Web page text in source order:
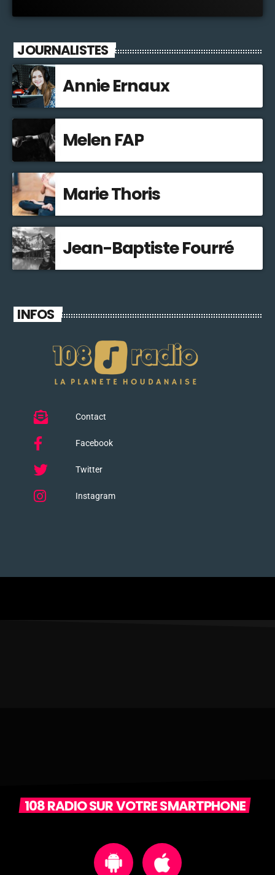
JOURNALISTES
Annie Ernaux
Melen FAP
Marie Thoris
Jean-Baptiste Fourré
INFOS
Contact
Facebook
Twitter
Instagram
108 RADIO SUR VOTRE SMARTPHONE